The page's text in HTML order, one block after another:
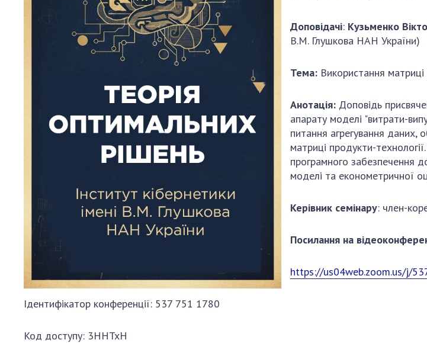
Громадські організації
ДОСЛІДЖЕННЯ
Напрямки дослідження
Проекти
Найважливіші результати
Доповідачі: Кузьменко
В.М. Глушкова НАН України)
Тема: Використання
Анотація: Доповідь
апарату моделі "витрати-
питання агрегування даних,
матриці продукти-
програмного забезпечення
моделі та економетричної
Керівник семінару: член-
Посилання на
https://us04web.zoom.us/j/
Ідентифікатор конференції: 537 751 1780
Код доступу: 3HHTxH